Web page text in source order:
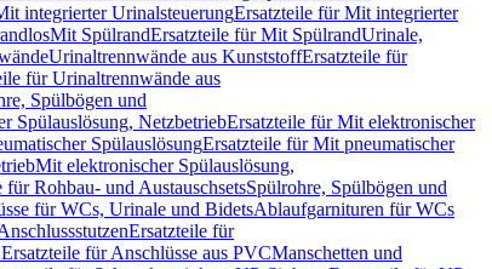
integrierter UrinalsteuerungErsatzteile für Mit integrierter
Mit SpülrandErsatzteile für Mit SpülrandUrinale,
Urinaltrennwände aus KunststoffErsatzteile für
für Urinaltrennwände aus
Spülbögen und
Spülauslösung, NetzbetriebErsatzteile für Mit elektronischer
SpülauslösungErsatzteile für Mit pneumatischer
Mit elektronischer Spülauslösung,
für Rohbau- und AustauschsetsSpülrohre, Spülbögen und
für WCs, Urinale und BidetsAblaufgarnituren für WCs
Ersatzteile für
Ersatzteile für Anschlüsse aus PVCManschetten und